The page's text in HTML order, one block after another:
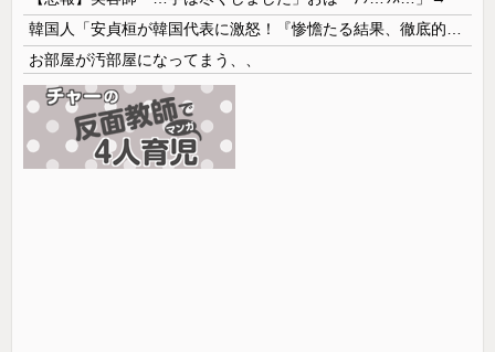
お部屋が汚部屋になってまう、、